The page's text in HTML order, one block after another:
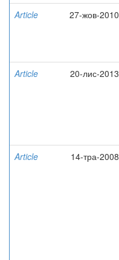
Article 27-жов-2010
Article
20-лис-2013
Article
14-тра-2008